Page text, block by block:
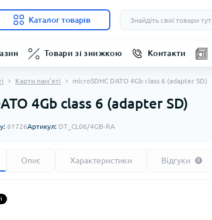
Каталог товарів
Товари зі знижкою Контакти
Карти пам'яті microSDHC DATO 4Gb class 6 (adapter SD)
4Gb class 6 (adapter SD)
61726Артикул: DT_CL06/4GB-RA
Опис Характеристики Відгуки 0